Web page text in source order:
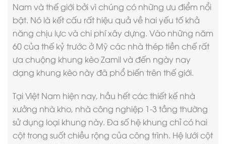
Nam và thế giới bởi vì chúng có những ưu điểm nổi
bật. Nó là kết cấu rất hiệu quả về hai yếu tố khả
năng chịu lực và chi phí xây dựng. Vào những năm
60 của thế kỷ trước ở Mỹ các nhà thép tiền chế rất
ưa chuộng khung kèo Zamil và đến ngày nay
dạng khung kèo này đã phổ biến trên thế giới.
Tại Việt Nam hiện nay, hầu hết cácthiết kế nhà
xưởng nhà kho, nhà công nghiệp 1-3 tầng thường
sử dụng loại khung này. Đa số hệ khung chỉ có hai
cột trong suốt chiều rộng của công trình. Hệ lưới cột